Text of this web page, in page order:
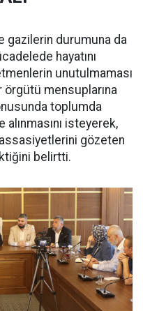
gazilerin durumuna da
hayatını
unutulmaması
mensuplarına
toplumda
isteyerek,
gözeten
belirtti.